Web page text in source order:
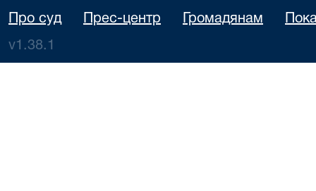
Про суд Прес-центр Громадянам
v1.38.1